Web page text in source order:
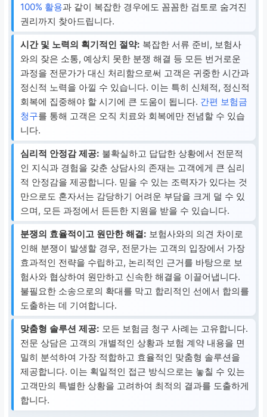
100% 활용과 같이 복잡한 경우에도 꼼꼼한 검토로 숨겨진
권리까지 찾아드립니다.
시간 및 노력의 획기적인 절약: 복잡한 서류 준비, 보험사
와의 잦은 소통, 예상치 못한 분쟁 해결 등 모든 번거로운
과정을 전문가가 대신 처리함으로써 고객은 귀중한 시간과
정신적 노력을 아낄 수 있습니다. 이는 특히 신체적, 정신적
회복에 집중해야 할 시기에 큰 도움이 됩니다. 간편 보험금
청구를 통해 고객은 오직 치료와 회복에만 전념할 수 있습
니다.
심리적 안정감 제공: 불확실하고 답답한 상황에서 전문적
인 지식과 경험을 갖춘 상담사의 존재는 고객에게 큰 심리
적 안정감을 제공합니다. 믿을 수 있는 조력자가 있다는 것
만으로도 혼자서는 감당하기 어려운 부담을 크게 덜 수 있
으며, 모든 과정에서 든든한 지원을 받을 수 있습니다.
분쟁의 효율적이고 원만한 해결: 보험사와의 의견 차이로
인해 분쟁이 발생할 경우, 전문가는 고객의 입장에서 가장
효과적인 전략을 수립하고, 논리적인 근거를 바탕으로 보
험사와 협상하여 원만하고 신속한 해결을 이끌어냅니다.
불필요한 소송으로의 확대를 막고 합리적인 선에서 합의를
도출하는 데 기여합니다.
맞춤형 솔루션 제공: 모든 보험금 청구 사례는 고유합니다.
전문 상담은 고객의 개별적인 상황과 보험 계약 내용을 면
밀히 분석하여 가장 적합하고 효율적인 맞춤형 솔루션을
제공합니다. 이는 획일적인 접근 방식으로는 놓칠 수 있는
고객만의 특별한 상황을 고려하여 최적의 결과를 도출하게
합니다.